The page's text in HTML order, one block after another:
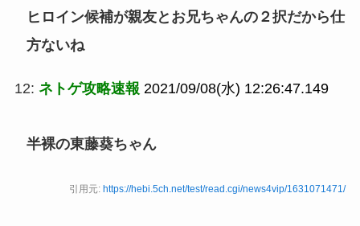
ヒロイン候補が親友とお兄ちゃんの２択だから仕
方ないね
12: ネトゲ攻略速報 2021/09/08(水) 12:26:47.149
半裸の東藤葵ちゃん
引用元: https://hebi.5ch.net/test/read.cgi/news4vip/1631071471/